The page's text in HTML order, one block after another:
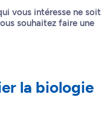
vous intéresse ne soit
souhaitez faire une
la biologie